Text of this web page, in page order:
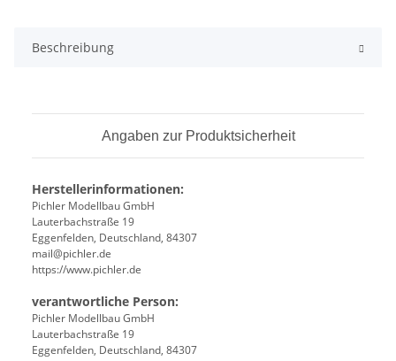
Beschreibung
Angaben zur Produktsicherheit
Herstellerinformationen:
Pichler Modellbau GmbH
Lauterbachstraße 19
Eggenfelden, Deutschland, 84307
mail@pichler.de
https://www.pichler.de
verantwortliche Person:
Pichler Modellbau GmbH
Lauterbachstraße 19
Eggenfelden, Deutschland, 84307